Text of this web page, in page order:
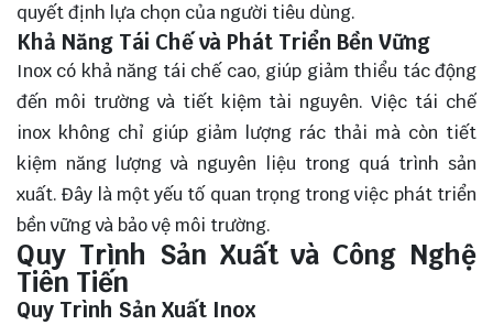
quyết định lựa chọn của người tiêu dùng.
Khả Năng Tái Chế và Phát Triển Bền Vững
Inox có khả năng tái chế cao, giúp giảm thiểu tác động
đến môi trường và tiết kiệm tài nguyên. Việc tái chế
inox không chỉ giúp giảm lượng rác thải mà còn tiết
kiệm năng lượng và nguyên liệu trong quá trình sản
xuất. Đây là một yếu tố quan trọng trong việc phát triển
bền vững và bảo vệ môi trường.
Quy Trình Sản Xuất và Công Nghệ
Tiên Tiến
Quy Trình Sản Xuất Inox